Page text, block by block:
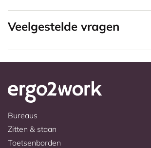
Veelgestelde vragen
Bureaus
Zitten & staan
Toetsenborden